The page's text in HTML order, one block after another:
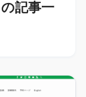
記事一